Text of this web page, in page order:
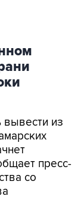
из
пресс-
со